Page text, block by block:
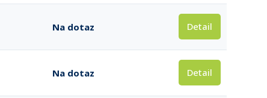
Na dotaz Detail
Na dotaz Detail